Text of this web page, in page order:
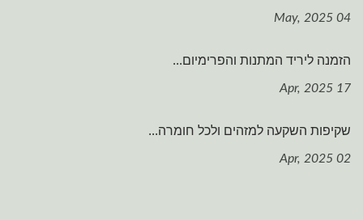
04 May, 2025
הזמנה ליריד המתנות והפרימיום...
17 Apr, 2025
שקיפות השקעה למזהים ולכל חומרה...
02 Apr, 2025